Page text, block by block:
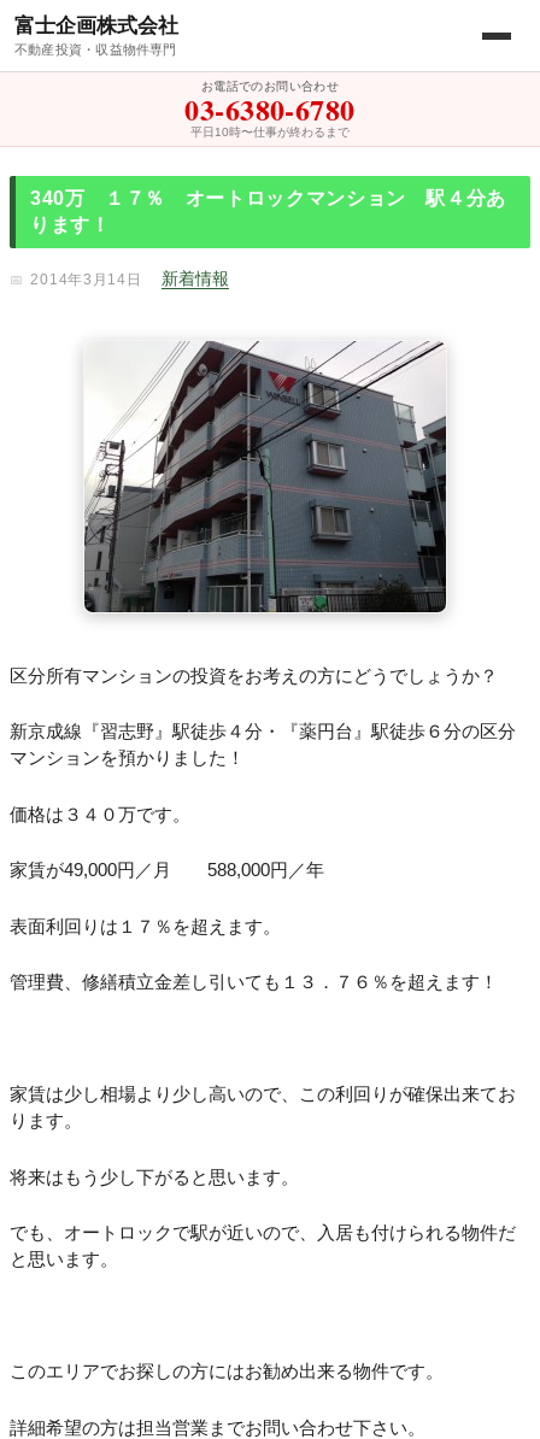
富士企画株式会社
不動産投資・収益物件専門
お電話でのお問い合わせ
03-6380-6780
平日10時〜仕事が終わるまで
340万 １７％ オートロックマンション 駅４分あ
ります！
2014年3月14日 新着情報
区分所有マンションの投資をお考えの方にどうでしょうか？
新京成線『習志野』駅徒歩４分・『薬円台』駅徒歩６分の区分
マンションを預かりました！
価格は３４０万です。
家賃が49,000円／月 588,000円／年
表面利回りは１７％を超えます。
管理費、修繕積立金差し引いても１３．７６％を超えます！
家賃は少し相場より少し高いので、この利回りが確保出来てお
ります。
将来はもう少し下がると思います。
でも、オートロックで駅が近いので、入居も付けられる物件だ
と思います。
このエリアでお探しの方にはお勧め出来る物件です。
詳細希望の方は担当営業までお問い合わせ下さい。